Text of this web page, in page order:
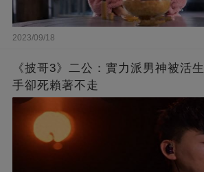
2023/09/18
《披哥3》二公：實力派男神被活
手卻死賴著不走